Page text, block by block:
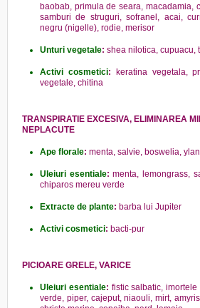
baobab, primula de seara, macadamia,
samburi de struguri, sofranel, acai,
negru (nigelle), rodie, merisor
Unturi vegetale: shea nilotica, cupuacu,
Activi cosmetici: keratina vegetala,
vegetale, chitina
TRANSPIRATIE EXCESIVA, ELIMINAREA
NEPLACUTE
Ape florale: menta, salvie, boswelia,
Uleiuri esentiale:menta, lemongrass,
chiparos mereu verde
Extracte de plante: barba lui Jupiter
Activi cosmetici: bacti-pur
PICIOARE GRELE, VARICE
Uleiuri esentiale: fistic salbatic,
verde, piper, cajeput, niaouli, mirt,